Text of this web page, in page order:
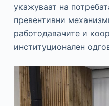
укажуваат на
превентивни
работодавачите и
институционален